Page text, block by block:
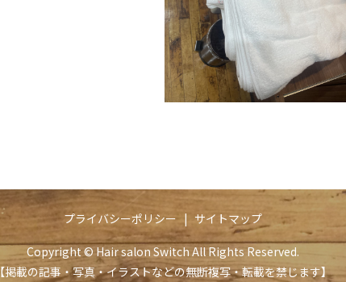
プライバシーポリシー サイトマップ
Copyright © Hair salon Switch All Rights Reserved.
【掲載の記事・写真・イラストなどの無断複写・転載を禁じます】